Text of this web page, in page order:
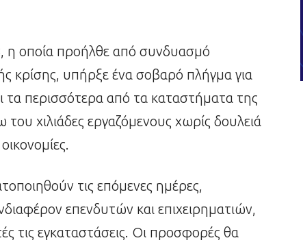
η οποία προήλθε από συνδυασμό
κρίσης, υπήρξε ένα σοβαρό πλήγμα για
τα περισσότερα από τα καταστήματα της
του χιλιάδες εργαζόμενους χωρίς δουλειά
τις επόμενες ημέρες,
επενδυτών και επιχειρηματιών,
τις εγκαταστάσεις. Οι προσφορές θα